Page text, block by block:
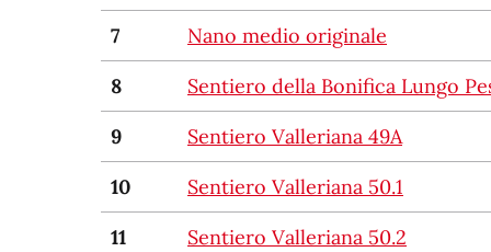
7
Nano medio originale
8
Sentiero della Bonifica Lungo
9
Sentiero Valleriana 49A
10
Sentiero Valleriana 50.1
11
Sentiero Valleriana 50.2